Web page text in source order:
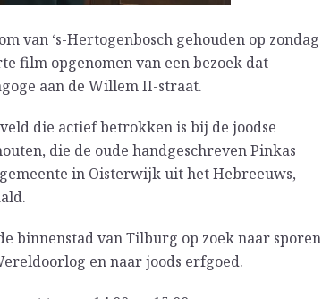
van ‘s-Hertogenbosch gehouden op zondag
film opgenomen van een bezoek dat
aan de Willem II-straat.
die actief betrokken is bij de joodse
die de oude handgeschreven Pinkas
in Oisterwijk uit het Hebreeuws,
binnenstad van Tilburg op zoek naar sporen
en naar joods erfgoed.